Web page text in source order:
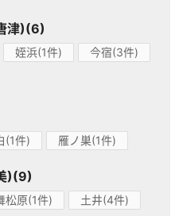
津)(6)
姪浜(1件) 今宿(3件)
(1件) 雁ノ巣(1件)
)(9)
松原(1件) 土井(4件)